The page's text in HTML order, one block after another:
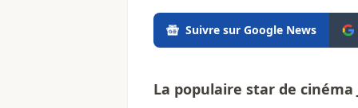
Suivre sur Google News
La populaire star de cinéma